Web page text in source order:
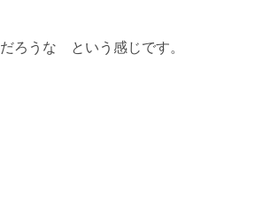
ろうな という感じです。